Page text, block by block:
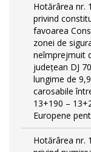
Hotărârea nr.
privind
favoarea
zonei de
neîmprejmuit
județean DJ
lungime de
carosabile
13+190 –
Europene
Hotărârea nr.